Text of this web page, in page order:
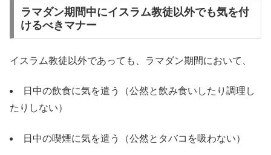
ラマダン期間中にイスラム教徒以外でも気を付
けるべきマナー
イスラム教徒以外であっても、ラマダン期間において、
日中の飲食に気を遣う（公然と飲み食いしたり調理し
たりしない）
日中の喫煙に気を遣う（公然とタバコを吸わない）